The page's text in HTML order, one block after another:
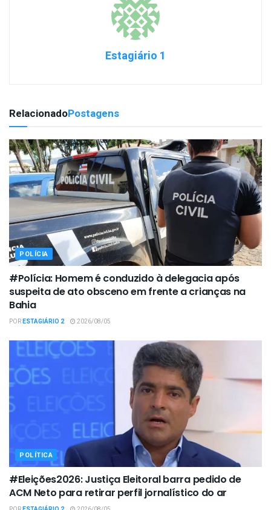
Estagiário 1
RelacionadoPostagens
POLÍCIA
#Polícia: Homem é conduzido à delegacia após
suspeita de ato obsceno em frente a crianças na
Bahia
PORESTAGIÁRIO 2 2026/08/05
POLÍTICA
#Eleições2026: Justiça Eleitoral barra pedido de
ACM Neto para retirar perfil jornalístico do ar